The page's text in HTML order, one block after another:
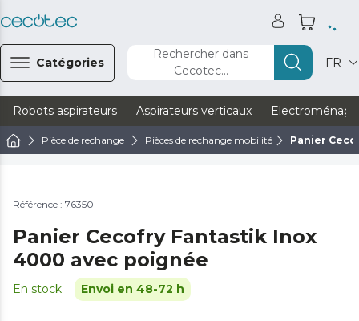
Catégories
Rechercher dans
Cecotec...
FR
Robots aspirateurs Aspirateurs verticaux
Pièce de rechange Pièces de rechange mobilité Panier
Référence : 76350
Panier Cecofry Fantastik Inox
4000 avec poignée
En stock Envoi en 48-72 h